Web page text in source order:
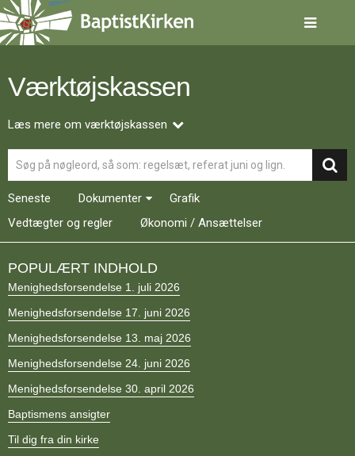
Spring
menu
over
tilbage
forsiden
1.0:
Forside
3.0:
Kalender
4.0:
Inspiration
5.0:
Værktøjskassen
7.0:
Om
BaptistKirken
8.0:
Kontakt
9.0:
Forside
10.0:
Nyheder
11.0:
Kalender
Inspiration
13.0:
Værktøjskassen
14.0:
Mission
BaptistKirken
Værktøjskassen
Læs mere om værktøjskassen
Seneste Dokumenter
Grafik
Vedtægter og regler
Økonomi / Ansættelser
POPULÆRT INDHOLD
Menighedsforsendelse 1. juli 2026
Menighedsforsendelse 17. juni 2026
Menighedsforsendelse 13. maj 2026
Menighedsforsendelse 24. juni 2026
Menighedsforsendelse 30. april 2026
Baptismens ansigter
Til dig fra din kirke